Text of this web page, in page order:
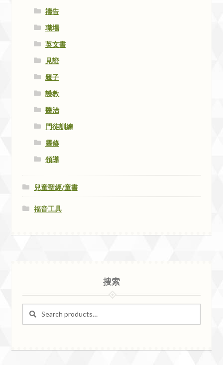
禱告
職場
英文書
見證
親子
護教
醫治
門徒訓練
靈修
領導
兒童聖經/童書
福音工具
搜索
Search
Search